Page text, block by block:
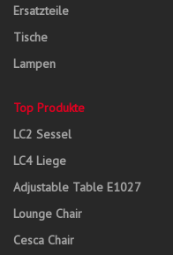
Ersatzteile
Tische
Lampen
Top Produkte
LC2 Sessel
LC4 Liege
Adjustable Table E1027
Lounge Chair
Cesca Chair